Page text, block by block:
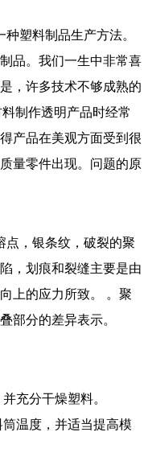
塑料制品生产方法。
品。我们一生中非常喜
，许多技术不够成熟的
制作透明产品时经常
产品在美观方面受到很
量零件出现。问题的原
点，银条纹，破裂的聚
，划痕和裂缝主要是由
上的应力所致。 。聚
部分的差异表示。
充分干燥塑料。
温度，并适当提高模